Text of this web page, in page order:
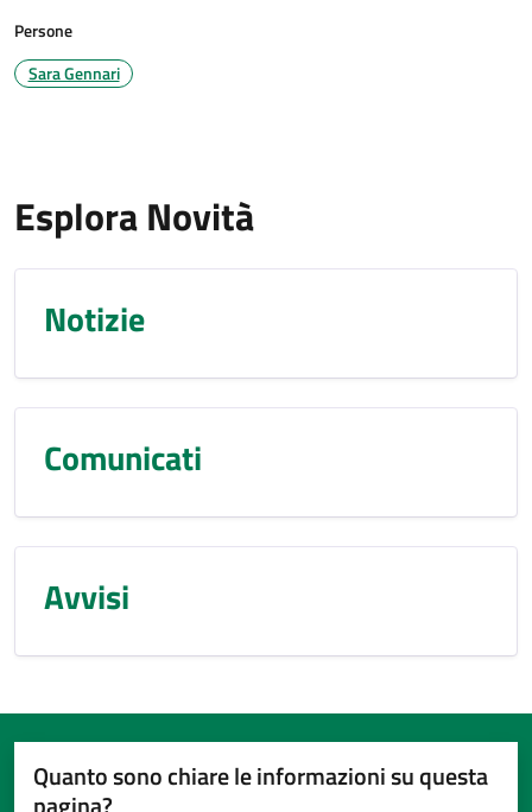
Persone
Sara Gennari
Esplora Novità
Notizie
Comunicati
Avvisi
Quanto sono chiare le informazioni su questa